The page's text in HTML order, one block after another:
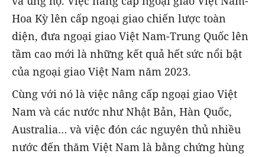
Hoa Kỳ lên cấp ngoại giao chiến lược toàn
diện, đưa ngoại giao Việt Nam-Trung Quốc lên
tầm cao mới là những kết quả hết sức nổi bật
của ngoại giao Việt Nam năm 2023.
Cùng với nó là việc nâng cấp ngoại giao Việt
Nam và các nước như Nhật Bản, Hàn Quốc,
Australia… và việc đón các nguyên thủ nhiều
nước đến thăm Việt Nam là bằng chứng hùng